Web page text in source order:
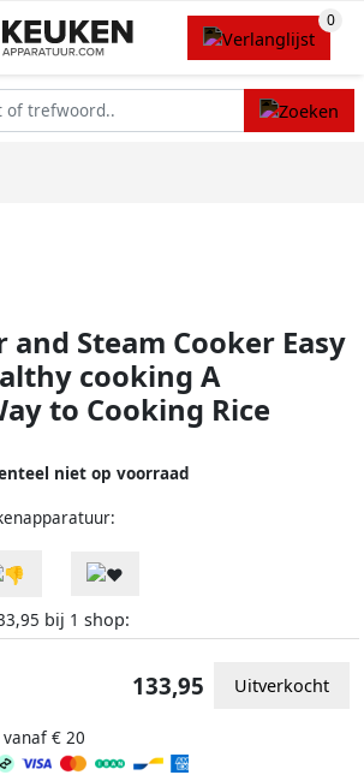
and Steam Cooker Easy
cooking A
to Cooking Rice
niet op voorraad
bij 1 shop:
€ 20
133,95 Uitverkocht